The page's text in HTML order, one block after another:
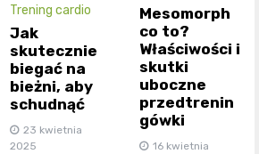
Trening cardio
Jak
skutecznie
biegać na
bieżni, aby
schudnąć
23 kwietnia
2025
Mesomorph
co to?
Właściwości i
skutki
uboczne
przedtrenin
gówki
16 kwietnia